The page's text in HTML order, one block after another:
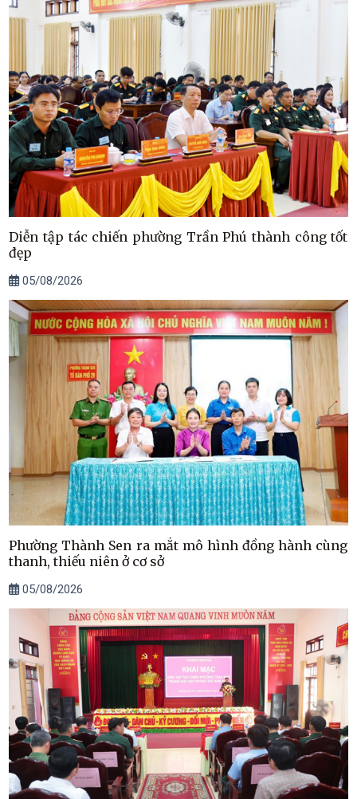
Diễn tập tác chiến phường Trần Phú thành công tốt
đẹp
05/08/2026
Phường Thành Sen ra mắt mô hình đồng hành cùng
thanh, thiếu niên ở cơ sở
05/08/2026